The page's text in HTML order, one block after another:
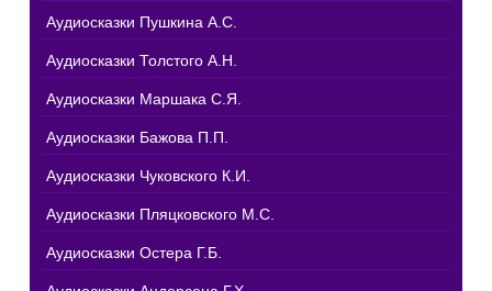
Аудиосказки Пушкина А.С.
Аудиосказки Толстого А.Н.
Аудиосказки Маршака С.Я.
Аудиосказки Бажова П.П.
Аудиосказки Чуковского К.И.
Аудиосказки Пляцковского М.С.
Аудиосказки Остера Г.Б.